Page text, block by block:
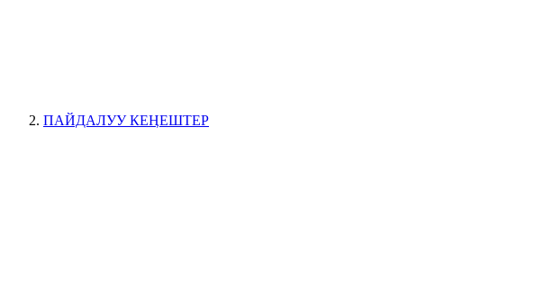
ПАЙДАЛУУ КЕӉЕШТЕР